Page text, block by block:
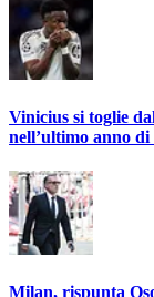
Vinicius si toglie
nell’ultimo anno
Milan, rispunta